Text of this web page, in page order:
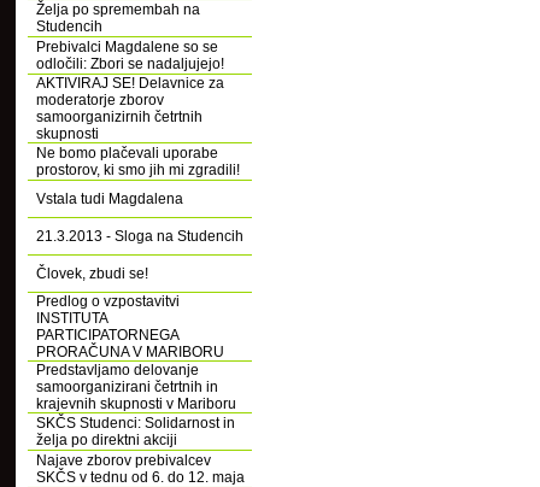
Želja po spremembah na
Studencih
Prebivalci Magdalene so se
odločili: Zbori se nadaljujejo!
AKTIVIRAJ SE! Delavnice za
moderatorje zborov
samoorganizirnih četrtnih
skupnosti
Ne bomo plačevali uporabe
prostorov, ki smo jih mi zgradili!
Vstala tudi Magdalena
21.3.2013 - Sloga na Studencih
Človek, zbudi se!
Predlog o vzpostavitvi
INSTITUTA
PARTICIPATORNEGA
PRORAČUNA V MARIBORU
Predstavljamo delovanje
samoorganizirani četrtnih in
krajevnih skupnosti v Mariboru
SKČS Studenci: Solidarnost in
želja po direktni akciji
Najave zborov prebivalcev
SKČS v tednu od 6. do 12. maja